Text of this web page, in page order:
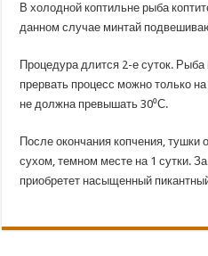
В холодной коптильне рыба
данном случае минтай
Процедура длится 2-е суток. Рыба
прервать процесс можно только
не должна превышать 30⁰С.
После окончания копчения, тушки
сухом, темном месте на 1 сутки.
приобретет насыщенный